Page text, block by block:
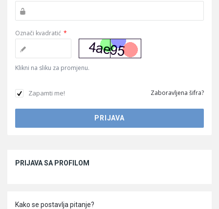
Označi kvadratić *
Klikni na sliku za promjenu.
Zapamti me! Zaboravljena šifra?
PRIJAVA SA PROFILOM
Kako se postavlja pitanje?